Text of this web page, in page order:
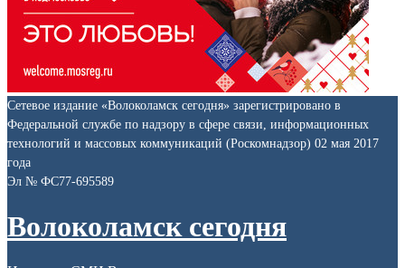
Сетевое издание «Волоколамск сегодня» зарегистрировано в
Федеральной службе по надзору в сфере связи, информационных
технологий и массовых коммуникаций (Роскомнадзор) 02 мая 2017
года
Эл № ФС77-695589
Волоколамск сегодня